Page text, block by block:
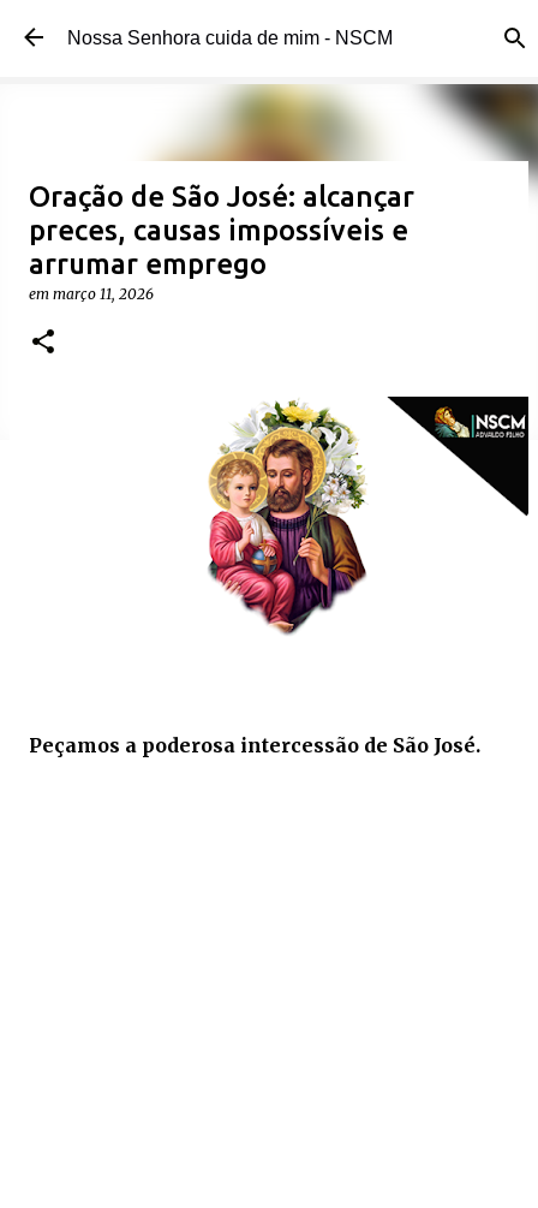
Pular para o conteúdo principal
Nossa Senhora cuida de mim - NSCM
Oração de São José: alcançar
preces, causas impossíveis e
arrumar emprego
em março 11, 2026
Peçamos a poderosa intercessão de São José.